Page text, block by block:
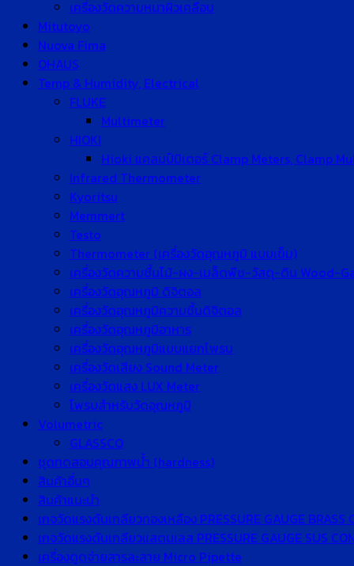
เครื่องวัดความหนาผิวเคลือบ
Mitutoyo
Nuova Fima
OHAUS
Temp & Humidity, Electrical
FLUKE
Multimeter
HIOKI
Hioki แคลมป์มิเตอร์ Clamp Meters, Clamp
Infrared Thermometer
Kyoritsu
Memmert
Testo
Thermometer (เครื่องวัดอุณหภูมิ แบบเข็ม)
เครื่องวัดความชื้นไม้-ผง-เมล็ดพืช-วัสดุ-ดิน Wood-
เครื่องวัดอุณหภูมิ ดิจิตอล
เครื่องวัดอุณหภูมิความชื้นดิจิตอล
เครื่องวัดอุณหภูมิอาหาร
เครื่องวัดอุณหภูมิแบบแยกโพรบ
เครื่องวัดเสียง Sound Meter
เครื่องวัดแสง LUX Meter
โพรบสำหรับวัดอุณหภูมิ
Volumetric
GLASSCO
ชุดทดสอบคุณภาพน้ำ (hardness)
สินค้าอื่นๆ
สินค้าแนะนำ
เกจวัดแรงดันเกลียวทองเหลือง PRESSURE GAUGE BRASS
เกจวัดแรงดันเกลียวแสตนเลส PRESSURE GAUGE SUS
เครื่องดูดจ่ายสารละลาย Micro Pipette